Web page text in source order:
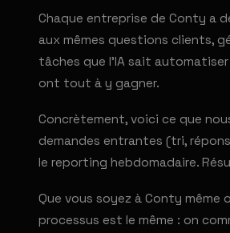
Chaque entreprise de Conty a
aux mêmes questions clients,
tâches que l'IA sait
ont tout à y gagner.
Concrètement, voici ce que
demandes entrantes (tri,
le reporting hebdomadaire.
Que vous soyez à Conty même
processus est le même : on